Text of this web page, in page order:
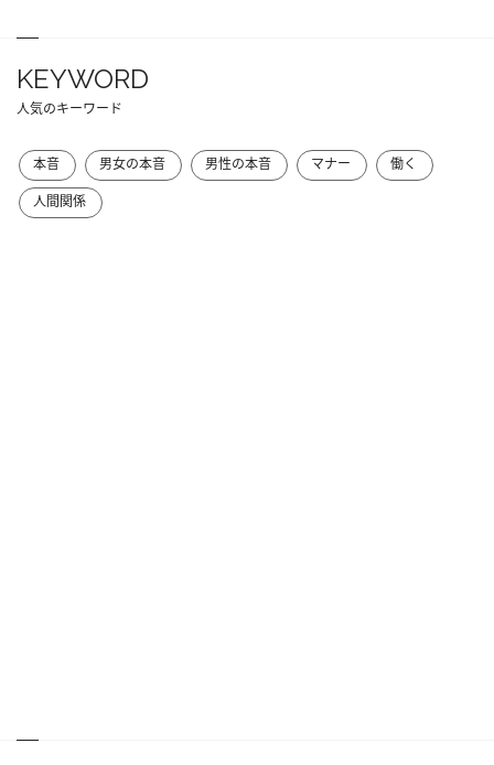
KEYWORD
人気のキーワード
本音 男女の本音 男性の本音 マナー
働く
人間関係